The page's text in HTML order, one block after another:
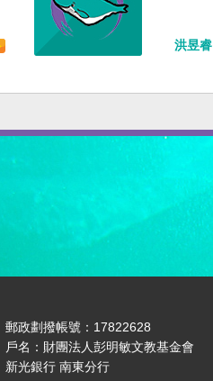
洪昱睿
郵政劃撥帳號：17822628
戶名：財團法人彭明敏文教基金會
新光銀行 南東分行